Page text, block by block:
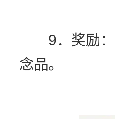
9．奖励：
念品。